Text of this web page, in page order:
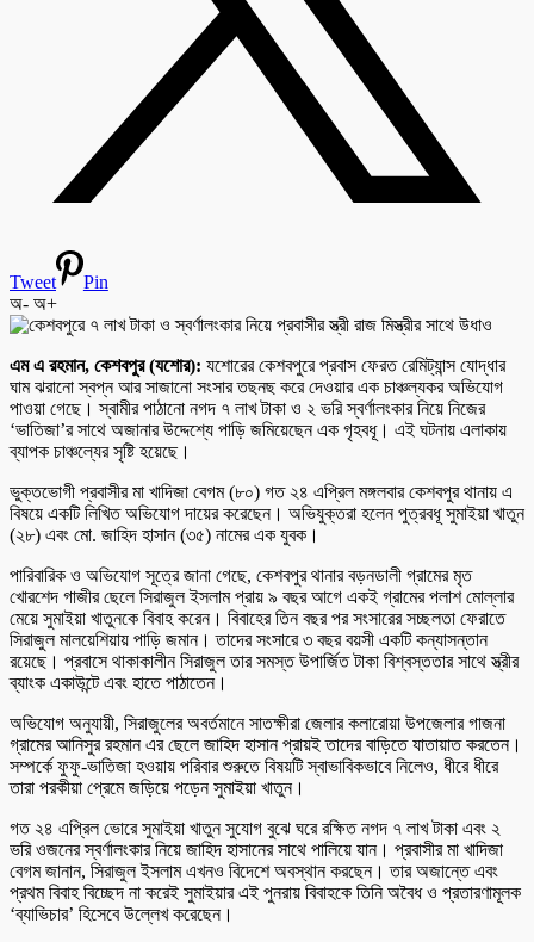
Tweet
Pin
অ- অ+
এম এ রহমান, কেশবপুর (যশোর): যশোরের কেশবপুরে প্রবাস ফেরত রেমিট্যান্স যোদ্ধার
ঘাম ঝরানো স্বপ্ন আর সাজানো সংসার তছনছ করে দেওয়ার এক চাঞ্চল্যকর অভিযোগ
পাওয়া গেছে। স্বামীর পাঠানো নগদ ৭ লাখ টাকা ও ২ ভরি স্বর্ণালংকার নিয়ে নিজের
‘ভাতিজা’র সাথে অজানার উদ্দেশ্যে পাড়ি জমিয়েছেন এক গৃহবধূ। এই ঘটনায় এলাকায়
ব্যাপক চাঞ্চল্যের সৃষ্টি হয়েছে।
ভুক্তভোগী প্রবাসীর মা খাদিজা বেগম (৮০) গত ২৪ এপ্রিল মঙ্গলবার কেশবপুর থানায় এ
বিষয়ে একটি লিখিত অভিযোগ দায়ের করেছেন। অভিযুক্তরা হলেন পুত্রবধূ সুমাইয়া খাতুন
(২৮) এবং মো. জাহিদ হাসান (৩৫) নামের এক যুবক।
পারিবারিক ও অভিযোগ সূত্রে জানা গেছে, কেশবপুর থানার বড়নডালী গ্রামের মৃত
খোরশেদ গাজীর ছেলে সিরাজুল ইসলাম প্রায় ৯ বছর আগে একই গ্রামের পলাশ মোল্লার
মেয়ে সুমাইয়া খাতুনকে বিবাহ করেন। বিবাহের তিন বছর পর সংসারের সচ্ছলতা ফেরাতে
সিরাজুল মালয়েশিয়ায় পাড়ি জমান। তাদের সংসারে ৩ বছর বয়সী একটি কন্যাসন্তান
রয়েছে। প্রবাসে থাকাকালীন সিরাজুল তার সমস্ত উপার্জিত টাকা বিশ্বস্ততার সাথে স্ত্রীর
ব্যাংক একাউন্টে এবং হাতে পাঠাতেন।
অভিযোগ অনুযায়ী, সিরাজুলের অবর্তমানে সাতক্ষীরা জেলার কলারোয়া উপজেলার গাজনা
গ্রামের আনিসুর রহমান এর ছেলে জাহিদ হাসান প্রায়ই তাদের বাড়িতে যাতায়াত করতেন।
সম্পর্কে ফুফু-ভাতিজা হওয়ায় পরিবার শুরুতে বিষয়টি স্বাভাবিকভাবে নিলেও, ধীরে ধীরে
তারা পরকীয়া প্রেমে জড়িয়ে পড়েন সুমাইয়া খাতুন।
গত ২৪ এপ্রিল ভোরে সুমাইয়া খাতুন সুযোগ বুঝে ঘরে রক্ষিত নগদ ৭ লাখ টাকা এবং ২
ভরি ওজনের স্বর্ণালংকার নিয়ে জাহিদ হাসানের সাথে পালিয়ে যান। প্রবাসীর মা খাদিজা
বেগম জানান, সিরাজুল ইসলাম এখনও বিদেশে অবস্থান করছেন। তার অজান্তে এবং
প্রথম বিবাহ বিচ্ছেদ না করেই সুমাইয়ার এই পুনরায় বিবাহকে তিনি অবৈধ ও প্রতারণামূলক
‘ব্যাভিচার’ হিসেবে উল্লেখ করেছেন।